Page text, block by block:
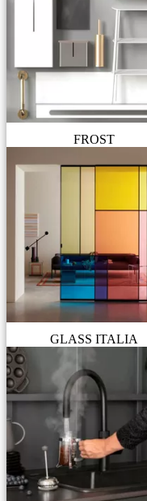
FROST
GLASS ITALIA